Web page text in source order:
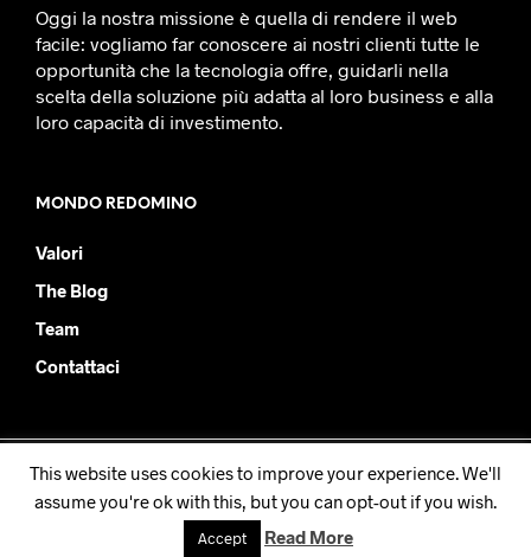
Oggi la nostra missione è quella di rendere il web
facile: vogliamo far conoscere ai nostri clienti tutte le
opportunità che la tecnologia offre, guidarli nella
scelta della soluzione più adatta al loro business e alla
loro capacità di investimento.
MONDO REDOMINO
Valori
The Blog
Team
Contattaci
Redomino SRL - PIVA IT08877930019
This website uses cookies to improve your experience. We'll
assume you're ok with this, but you can opt-out if you wish.
Accept Read More